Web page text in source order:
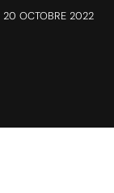
20 OCTOBRE 2022